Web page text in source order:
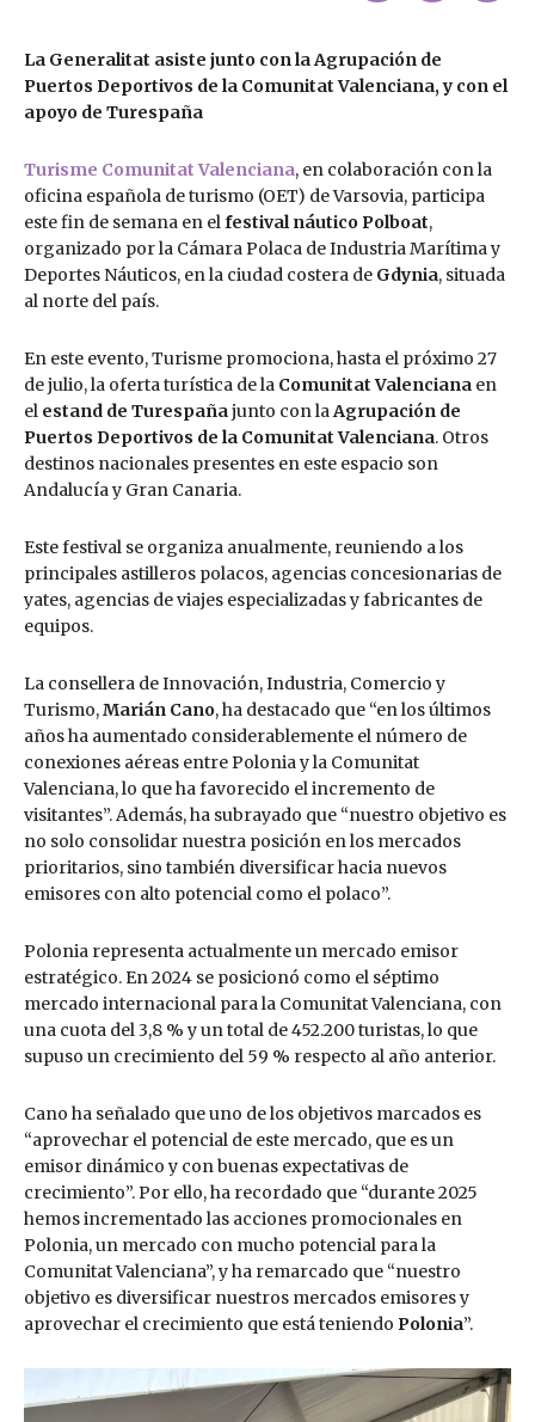
La Generalitat asiste junto con la Agrupación de
Puertos Deportivos de la Comunitat Valenciana, y con el
apoyo de Turespaña
Turisme Comunitat Valenciana, en colaboración con la
oficina española de turismo (OET) de Varsovia, participa
este fin de semana en elfestival náutico Polboat,
organizado por la Cámara Polaca de Industria Marítima y
Deportes Náuticos, en la ciudad costera de Gdynia, situada
al norte del país.
En este evento, Turisme promociona, hasta el próximo 27
de julio, la oferta turística de la Comunitat Valenciana en
el estand de Turespañajunto con laAgrupación de
Puertos Deportivos de la Comunitat Valenciana. Otros
destinos nacionales presentes en este espacio son
Andalucía y Gran Canaria.
Este festival se organiza anualmente, reuniendo a los
principales astilleros polacos, agencias concesionarias de
yates, agencias de viajes especializadas y fabricantes de
equipos.
La consellera de Innovación, Industria, Comercio y
Turismo,Marián Cano, ha destacado que “en los últimos
años ha aumentado considerablemente el número de
conexiones aéreas entre Polonia y la Comunitat
Valenciana, lo que ha favorecido el incremento de
visitantes”. Además, ha subrayado que “nuestro objetivo es
no solo consolidar nuestra posición en los mercados
prioritarios, sino también diversificar hacia nuevos
emisores con alto potencial como el polaco”.
Polonia representa actualmente un mercado emisor
estratégico. En 2024 se posicionó como el séptimo
mercado internacional para la Comunitat Valenciana, con
una cuota del 3,8 % y un total de 452.200 turistas, lo que
supuso un crecimiento del 59 % respecto al año anterior.
Cano ha señalado que uno de los objetivos marcados es
“aprovechar el potencial de este mercado, que es un
emisor dinámico y con buenas expectativas de
crecimiento”. Por ello, ha recordado que “durante 2025
hemos incrementado las acciones promocionales en
Polonia, un mercado con mucho potencial para la
Comunitat Valenciana”, y ha remarcado que “nuestro
objetivo es diversificar nuestros mercados emisores y
aprovechar el crecimiento que está teniendo Polonia”.